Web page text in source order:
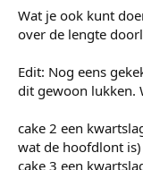
Wat je ook kunt
over de lengte
Edit: Nog eens
dit gewoon lukken.
cake 2 een
wat de hoofdlont is)
cake 3 een